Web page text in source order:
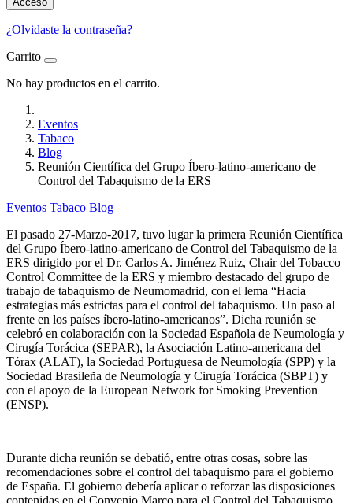
¿Olvidaste la contraseña?
Carrito
No hay productos en el carrito.
Eventos
Tabaco
Blog
Reunión Científica del Grupo Íbero-latino-americano de
Control del Tabaquismo de la ERS
Eventos Tabaco Blog
El pasado 27-Marzo-2017, tuvo lugar la primera Reunión Científica
del Grupo Íbero-latino-americano de Control del Tabaquismo de la
ERS dirigido por el Dr. Carlos A. Jiménez Ruiz, Chair del Tobacco
Control Committee de la ERS y miembro destacado del grupo de
trabajo de tabaquismo de Neumomadrid, con el lema “Hacia
estrategias más estrictas para el control del tabaquismo. Un paso al
frente en los países íbero-latino-americanos”. Dicha reunión se
celebró en colaboración con la Sociedad Española de Neumología y
Cirugía Torácica (SEPAR), la Asociación Latino-americana del
Tórax (ALAT), la Sociedad Portuguesa de Neumología (SPP) y la
Sociedad Brasileña de Neumología y Cirugía Torácica (SBPT) y
con el apoyo de la European Network for Smoking Prevention
(ENSP).
Durante dicha reunión se debatió, entre otras cosas, sobre las
recomendaciones sobre el control del tabaquismo para el gobierno
de España. El gobierno debería aplicar o reforzar las disposiciones